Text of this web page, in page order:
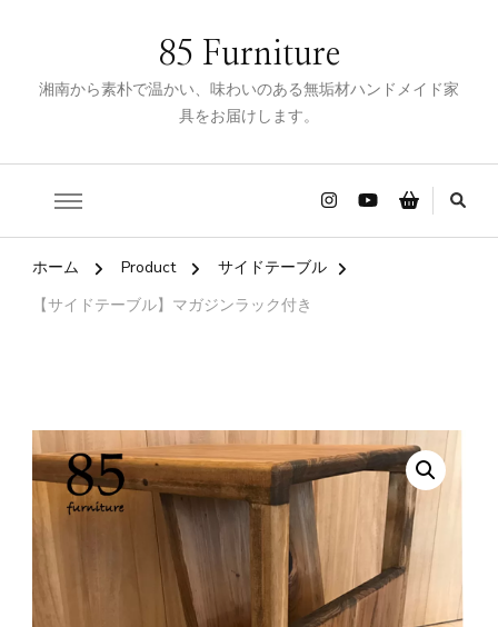
85 Furniture
湘南から素朴で温かい、味わいのある無垢材ハンドメイド家
具をお届けします。
ホーム Product
サイドテーブル
【サイドテーブル】マガジンラック付き
🔍